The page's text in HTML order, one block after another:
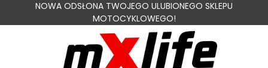
NOWA ODSŁONA TWOJEGO ULUBIONEGO SKLEPU
MOTOCYKLOWEGO!